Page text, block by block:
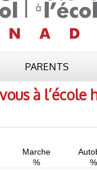
PARENTS
à l’école
Marche
%
%